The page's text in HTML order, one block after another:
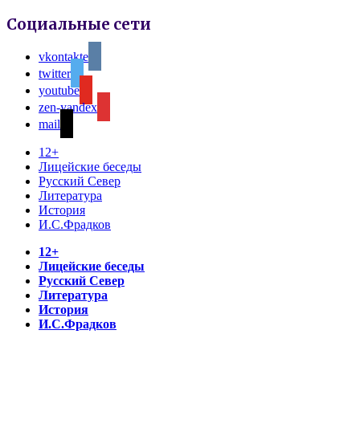
Социальные сети
vkontakte
twitter
youtube
zen-yandex
mail
12+
Лицейские беседы
Русский Север
Литература
История
И.С.Фрадков
12+
Лицейские беседы
Русский Север
Литература
История
И.С.Фрадков